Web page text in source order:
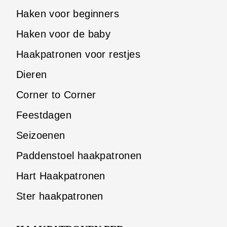
Haken voor beginners
Haken voor de baby
Haakpatronen voor restjes
Dieren
Corner to Corner
Feestdagen
Seizoenen
Paddenstoel haakpatronen
Hart Haakpatronen
Ster haakpatronen